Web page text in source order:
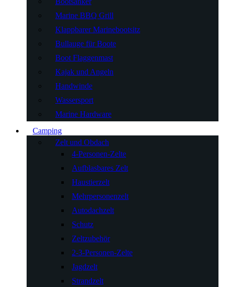
Marine BBQ Grill
Klappbarer Marinebootsitz
Bullauge für Boote
Boot Flaggenmast
Kajak und Angeln
Handwinde
Wassersport
Marine Hardware
Camping
Zelt und Obdach
4-Personen-Zelte
Aufblasbares Zelt
Haustierzelt
Mehrpersonenzelt
Autodachzelt
Schutz
Zeltzubehör
2-3-Personen-Zelte
Jagdzelt
Strandzelt